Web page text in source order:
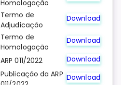
Homologação
Termo de
Adjudicação
Download
Termo de
Homologação
Download
ARP 011/2022
Download
Publicação da ARP Download